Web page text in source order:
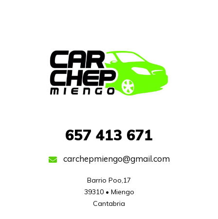
657 413 671
carchepmiengo@gmail.com
Barrio Poo,17
39310 • Miengo
Cantabria